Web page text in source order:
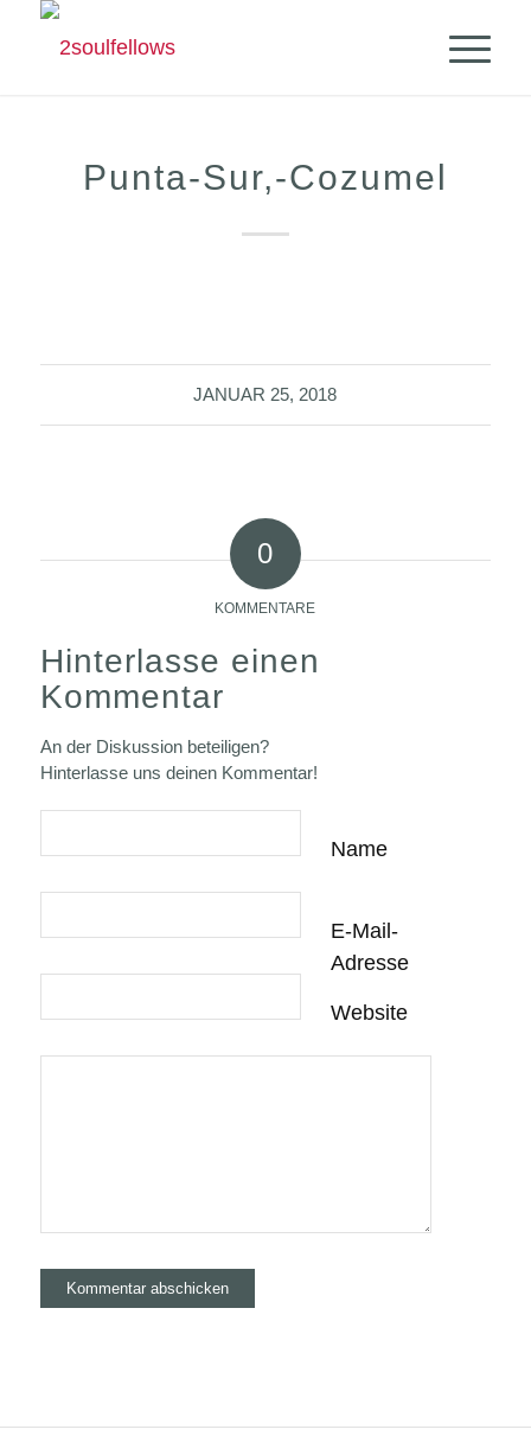
Punta-Sur,-Cozumel
JANUAR 25, 2018
0
KOMMENTARE
Hinterlasse einen
Kommentar
An der Diskussion beteiligen?
Hinterlasse uns deinen Kommentar!
Name
E-Mail-
Adresse
Website